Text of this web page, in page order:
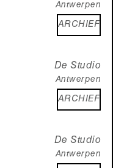
Antwerpen
ARCHIEF
De Studio
Antwerpen
ARCHIEF
De Studio
Antwerpen